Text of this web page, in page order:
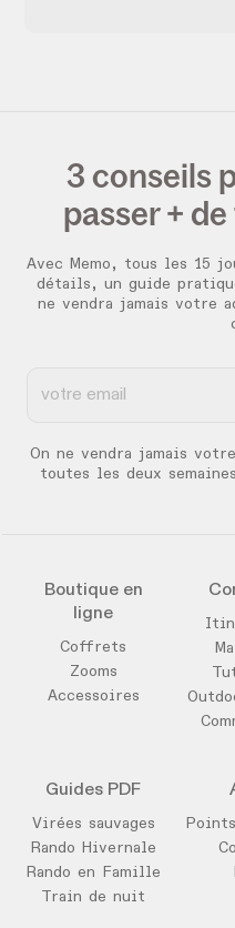
3 conseils
passer +
Avec Memo, tous les 15
détails, un guide
ne vendra jamais votre
On ne vendra jamais
toutes les deux
Boutique en
ligne
Coffrets
Zooms
Accessoires
Guides PDF
Virées sauvages
Rando Hivernale
Rando en Famille
Train de nuit